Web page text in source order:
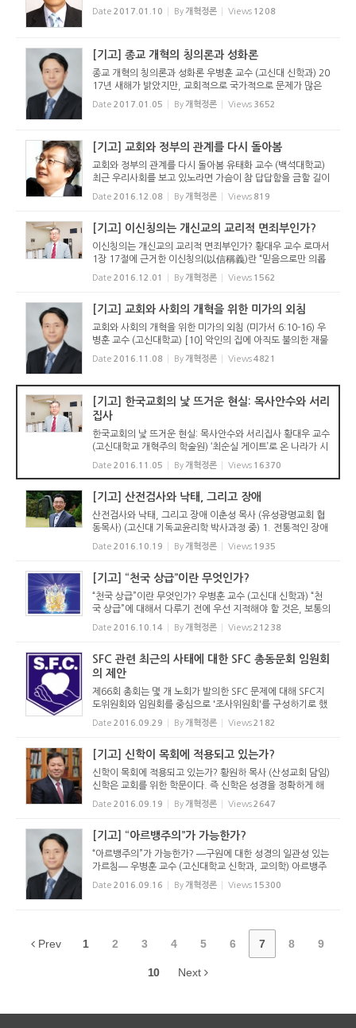
다. 또 한 사람의 고신교회 지도자를 잃게 되었고, 필자 개인으
로는 또 한 사람의 은사를 잃게 되었다. 일생동안 고신교회와
Date 2017.01.10 By 개혁정론 Views 1208
[기고] 종교 개혁의 칭의론과 성화론
종교 개혁의 칭의론과 성화론 우병훈 교수 (고신대 신학과) 20
17년 새해가 밝았지만, 교회적으로 국가적으로 문제가 많은
시점에서 새해를 맞이하기에 마음이 무겁다. 특별히 올해는 루
터의 종교 개혁이 일어난 지 500주년이 되는 해이기 때문에
Date 2017.01.05 By 개혁정론 Views 3652
[기고] 교회와 정부의 관계를 다시 돌아봄
교회와 정부의 관계를 다시 돌아봄 유태화 교수 (백석대학교)
최근 우리사회를 보고 있노라면 가슴이 참 답답함을 금할 길이
없다. 최태민에서부터 시작되었고, 최순실 세대에서 걷잡을
수 없이 터져 나온 사건을 방치한 대통령의 역사적인 무념무상
Date 2016.12.08 By 개혁정론 Views 819
[기고] 이신칭의는 개신교의 교리적 면죄부인가?
이신칭의는 개신교의 교리적 면죄부인가? 황대우 교수 로마서
1장 17절에 근거한 이신칭의(以信稱義)란 “믿음으로만 의롭
게 된다”는 교리이다. 이것은 루터의 종교개혁을 한 마디로 정
의하는 결정적인 교리이기도 하다. 이후 모든 개신교도들은
Date 2016.12.01 By 개혁정론 Views 1562
[기고] 교회와 사회의 개혁을 위한 미가의 외침
교회와 사회의 개혁을 위한 미가의 외침 (미가서 6:10-16) 우
병훈 교수 (고신대학교) [10] 악인의 집에 아직도 불의한 재물
이 있느냐 축소시킨 가증한 에바가 있느냐 [11] 내가 만일 부
정한 저울을 썼거나 주머니에 거짓 저울추를 두었으면 깨끗하
Date 2016.11.08 By 개혁정론 Views4821
[기고] 한국교회의 낯 뜨거운 현실: 목사안수와 서리
집사
한국교회의 낯 뜨거운 현실: 목사안수와 서리집사 황대우 교수
(고신대학교 개혁주의 학술원) ‘최순실 게이트’로 온 나라가 시
끄럽다. 그녀의 아버지가 최태민이고 목사란다. 대한예수교장
로회 종합총회에서 안수를 받았다고 하는데, 종합총회는 ...
Date 2016.11.05 By 개혁정론 Views 16370
[기고] 산전검사와 낙태, 그리고 장애
산전검사와 낙태, 그리고 장애 이춘성 목사 (유성광명교회 협
동목사) (고신대 기독교윤리학 박사과정 중) 1. 전통적인 장애
인식 전통적으로 기독교는 레위기 21장에서 레위인들 중에 제
사장이 될 수 없는 부정함의 항목들 속에 다양한 장애의 형태
Date 2016.10.19 By 개혁정론 Views 1935
[기고] “천국 상급”이란 무엇인가?
“천국 상급”이란 무엇인가? 우병훈 교수 (고신대 신학과) “천
국 상급”에 대해서 다루기 전에 우선 지적해야 할 것은, 보통의
용법에서 성도가 죽어서 가는 곳을 “천국”이라고 부르는데,
“낙원”이라고 부르는...
Date 2016.10.14 By 개혁정론 Views21238
SFC 관련 최근의 사태에 대한 SFC 총동문회 임원회
의 제안
제66회 총회는 몇 개 노회가 발의한 SFC 문제에 대해 SFC지
도위원회와 임원회를 중심으로 '조사위원회'를 구성하기로 했
습니다. 이와 관련하여 SFC 총동문회 임원회가 아래와 같은
내용을 보내왔습니다. -편집장 주- SFC 관련 최근의 사태에 대
Date 2016.09.29 By 개혁정론 Views2182
[기고] 신학이 목회에 적용되고 있는가?
신학이 목회에 적용되고 있는가? 황원하 목사 (산성교회 담임)
신학은 교회를 위한 학문이다. 즉 신학은 성경을 정확하게 해
석하는 일이며, 나아가서 그렇게 해석한 결과를 교회에 적용하
는 학문이다. 따라서 신학은 실용적인 학문이다. 이에 목사는
Date 2016.09.19 By 개혁정론 Views2647
[기고] “아르뱅주의”가 가능한가?
“아르뱅주의”가 가능한가? ―구원에 대한 성경의 일관성 있는
가르침― 우병훈 교수 (고신대학교 신학과, 교의학) 아르뱅주
의? 칼뱅주의는 “하나님께서 선택하신 사람은 반드시 구원 받
기 때문에 한번 구원은 영원한 구원이다.”라고 가...
Date 2016.09.16 By 개혁정론 Views 15300
Prev 1 2 3 4 5 6 7 8 9
10 Next